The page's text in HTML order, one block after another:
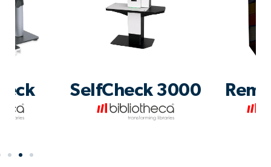
SelfCheck 3000